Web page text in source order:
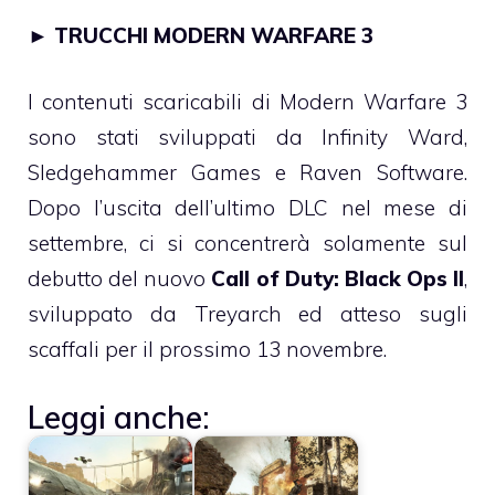
► TRUCCHI MODERN WARFARE 3
I contenuti scaricabili di Modern Warfare 3
sono stati sviluppati da Infinity Ward,
Sledgehammer Games e Raven Software.
Dopo l’uscita dell’ultimo DLC nel mese di
settembre, ci si concentrerà solamente sul
debutto del nuovo Call of Duty: Black Ops II,
sviluppato da Treyarch ed atteso sugli
scaffali per il prossimo 13 novembre.
Leggi anche: